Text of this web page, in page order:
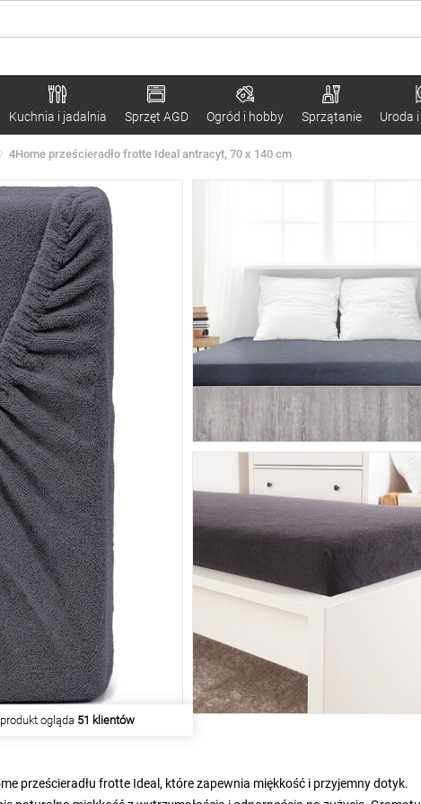
Kuchnia i jadalnia Sprzęt AGD Ogród i hobby Sprzątanie Uroda
4Home prześcieradło frotte Ideal antracyt, 70 x 140 cm
produkt kupiło56 klientów
prześcieradłu frotte Ideal, które zapewnia miękkość i przyjemny dotyk.